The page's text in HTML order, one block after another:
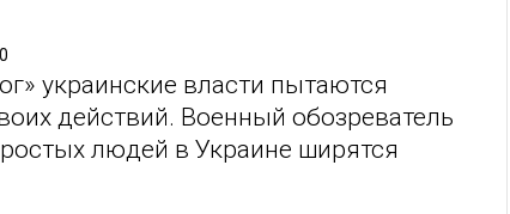
украинские власти пытаются
действий. Военный обозреватель
людей в Украине ширятся